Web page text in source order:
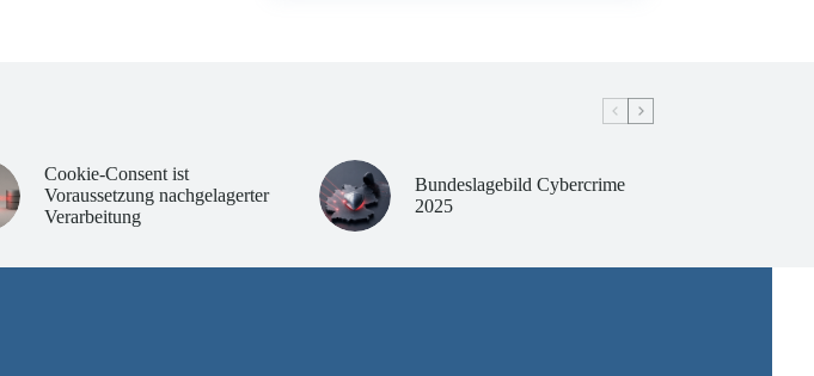
Cookie-Consent ist
Voraussetzung nachgelagerter
Verarbeitung
Bundeslagebild Cybercrime
2025